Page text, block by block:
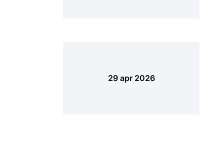
29 apr 2026